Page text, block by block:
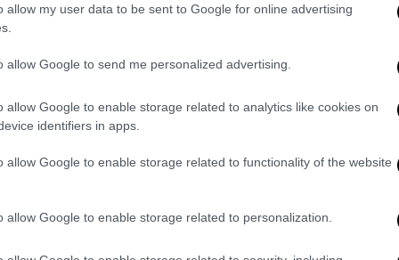
allow my user data to be sent to Google for online advertising
allow Google to send me personalized advertising.
allow Google to enable storage related to analytics like cookies on
identifiers in apps.
allow Google to enable storage related to functionality of the website
allow Google to enable storage related to personalization.
γύρω από την επανένωσή τους
τον Τζέικ τώρα, παρά για οτιδήποτε άλλο
με τα αδέρφια- γεννήθηκε τον
μήνες νωρίτερα. Η μητέρα της είχε
-το μωρό Λίαμ, τον Νόελ και τον